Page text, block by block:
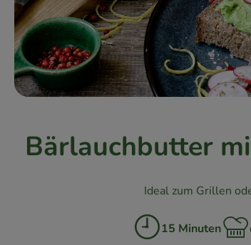
Bärlauchbutter
Ideal zum Grillen
Zubreitungszeit:
15 Minuten